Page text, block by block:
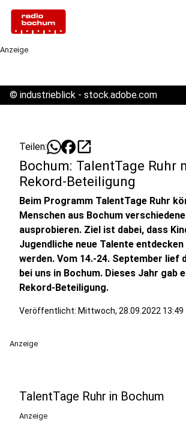
Anzeige
© industrieblick - stock.adobe.com
Teilen: open_in_new
Bochum: TalentTage Ruhr
Rekord-Beteiligung
Beim Programm TalentTage Ruhr
Menschen aus Bochum
ausprobieren. Ziel ist dabei, dass
Jugendliche neue Talente
werden. Vom 14.-24. September lief
bei uns in Bochum. Dieses Jahr gab
Rekord-Beteiligung.
Veröffentlicht: Mittwoch, 28.09.2022 13:49
Anzeige
TalentTage Ruhr in Bochum
Anzeige